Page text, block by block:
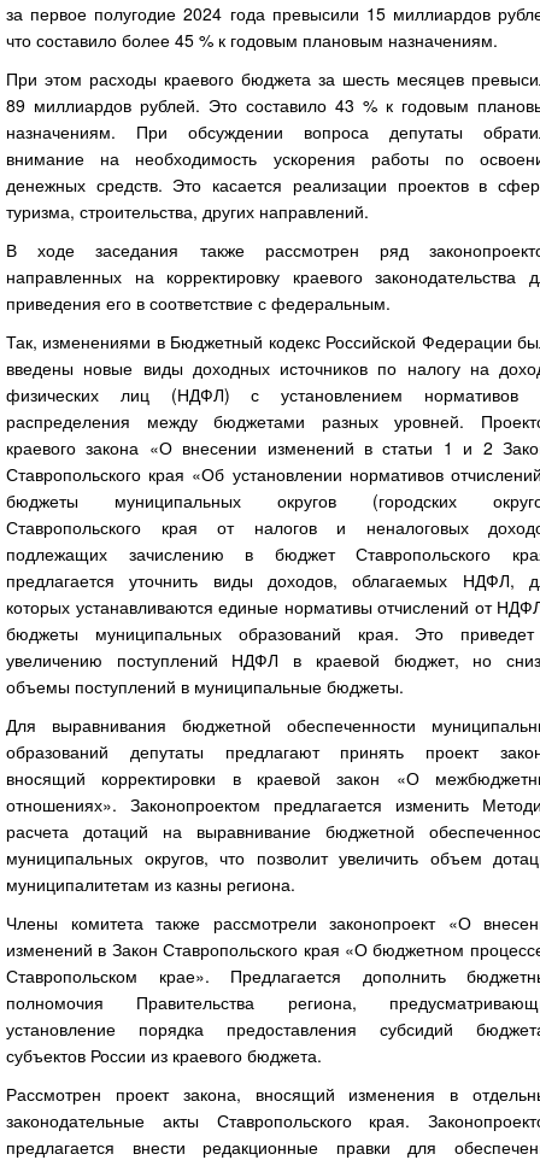
за первое полугодие 2024 года превысили 15 миллиардов
что составило более 45 % к годовым плановым назначениям.
При этом расходы краевого бюджета за шесть месяцев
89 миллиардов рублей. Это составило 43 % к годовым
назначениям. При обсуждении вопроса депутаты
внимание на необходимость ускорения работы по
денежных средств. Это касается реализации проектов в
туризма, строительства, других направлений.
В ходе заседания также рассмотрен ряд
направленных на корректировку краевого законодательства
приведения его в соответствие с федеральным.
Так, изменениями в Бюджетный кодекс Российской Федерации
введены новые виды доходных источников по налогу на
физических лиц (НДФЛ) с установлением нормативов
распределения между бюджетами разных уровней.
краевого закона «О внесении изменений в статьи 1 и 2
Ставропольского края «Об установлении нормативов
бюджеты муниципальных округов (городских
Ставропольского края от налогов и неналоговых
подлежащих зачислению в бюджет Ставропольского
предлагается уточнить виды доходов, облагаемых НДФЛ,
которых устанавливаются единые нормативы отчислений от
бюджеты муниципальных образований края. Это
увеличению поступлений НДФЛ в краевой бюджет, но
объемы поступлений в муниципальные бюджеты.
Для выравнивания бюджетной обеспеченности
образований депутаты предлагают принять проект
вносящий корректировки в краевой закон «О
отношениях». Законопроектом предлагается изменить
расчета дотаций на выравнивание бюджетной
муниципальных округов, что позволит увеличить объем
муниципалитетам из казны региона.
Члены комитета также рассмотрели законопроект «О
изменений в Закон Ставропольского края «О бюджетном
Ставропольском крае». Предлагается дополнить
полномочия Правительства региона,
установление порядка предоставления субсидий
субъектов России из краевого бюджета.
Рассмотрен проект закона, вносящий изменения в
законодательные акты Ставропольского края.
предлагается внести редакционные правки для